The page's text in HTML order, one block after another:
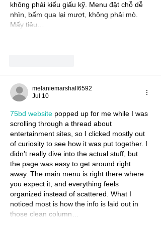
không phải kiểu giấu kỹ. Menu đặt chỗ dễ
nhìn, bấm qua lại mượt, không phải mò.
Mấy tiêu…
melaniemarshall6592
Jul 10
75bd website popped up for me while I was
scrolling through a thread about
entertainment sites, so I clicked mostly out
of curiosity to see how it was put together. I
didn’t really dive into the actual stuff, but
the page was easy to get around right
away. The main menu is right there where
you expect it, and everything feels
organized instead of scattered. What I
noticed most is how the info is laid out in
those clean column…